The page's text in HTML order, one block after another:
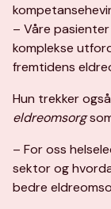
– Våre
komplekse
fremtidens
Hun trekker
eldreomsorg
– For oss
sektor og
bedre